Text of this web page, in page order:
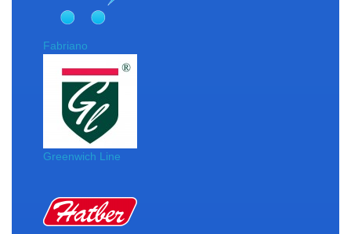
Fabriano
Greenwich Line